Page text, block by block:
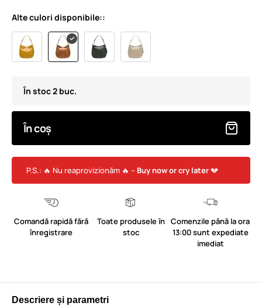
Alte culori disponibile::
În stoc 2 buc.
În coș
P.S.: 🔥 Nu reaprovizionăm 🔥 – Buy now or cry later💔
Comandă rapidă fără
înregistrare
Toate produsele în
stoc
Comenzile până la ora
13:00 sunt expediate
imediat
Descriere și parametri